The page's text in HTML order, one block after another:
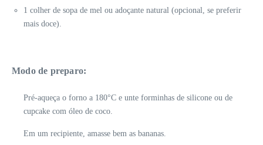
1 colher de sopa de mel ou adoçante natural (opcional, se preferir
mais doce).
Modo de preparo:
Pré-aqueça o forno a 180°C e unte forminhas de silicone ou de
cupcake com óleo de coco.
Em um recipiente, amasse bem as bananas.